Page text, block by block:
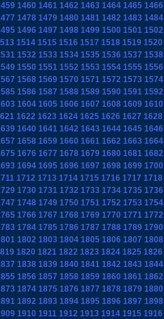
1460 1461 1462 1463 1464 1465 1466
1478 1479 1480 1481 1482 1483 1484
1496 1497 1498 1499 1500 1501 1502
1514 1515 1516 1517 1518 1519 1520
1532 1533 1534 1535 1536 1537 1538
1550 1551 1552 1553 1554 1555 1556
1568 1569 1570 1571 1572 1573 1574
1586 1587 1588 1589 1590 1591 1592
1604 1605 1606 1607 1608 1609 1610
1622 1623 1624 1625 1626 1627 1628
1640 1641 1642 1643 1644 1645 1646
1658 1659 1660 1661 1662 1663 1664
1676 1677 1678 1679 1680 1681 1682
1694 1695 1696 1697 1698 1699 1700
1712 1713 1714 1715 1716 1717 1718
1730 1731 1732 1733 1734 1735 1736
1748 1749 1750 1751 1752 1753 1754
1766 1767 1768 1769 1770 1771 1772
1784 1785 1786 1787 1788 1789 1790
1802 1803 1804 1805 1806 1807 1808
1820 1821 1822 1823 1824 1825 1826
1838 1839 1840 1841 1842 1843 1844
1856 1857 1858 1859 1860 1861 1862
1874 1875 1876 1877 1878 1879 1880
1892 1893 1894 1895 1896 1897 1898
1910 1911 1912 1913 1914 1915 1916